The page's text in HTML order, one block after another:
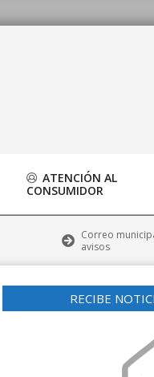
ATENCIÓN AL
CONSUMIDOR
Correo
avisos
RECIBE